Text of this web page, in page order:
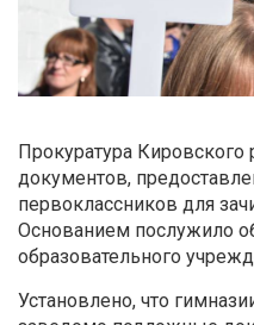
Прокуратура
документов,
первоклассников для
Основанием послужило
образовательного
Установлено, что